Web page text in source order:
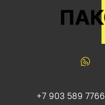
+7 903 589 7766